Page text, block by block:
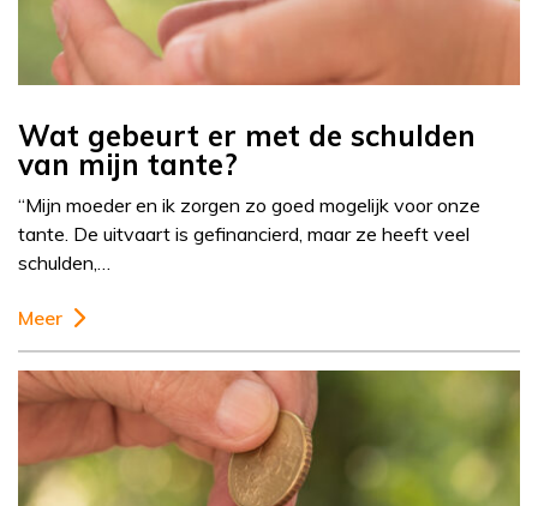
Wat gebeurt er met de schulden
van mijn tante?
“Mijn moeder en ik zorgen zo goed mogelijk voor onze
tante. De uitvaart is gefinancierd, maar ze heeft veel
schulden,…
Meer